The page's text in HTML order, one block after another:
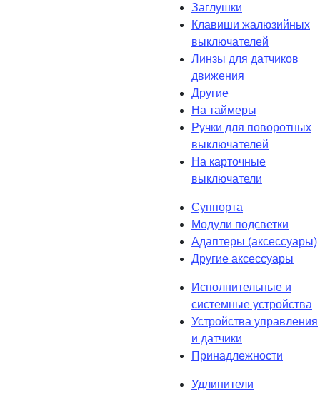
Заглушки
Клавиши жалюзийных
выключателей
Линзы для датчиков
движения
Другие
На таймеры
Ручки для поворотных
выключателей
На карточные
выключатели
Суппорта
Модули подсветки
Адаптеры (аксессуары)
Другие аксессуары
Исполнительные и
системные устройства
Устройства управления
и датчики
Принадлежности
Удлинители